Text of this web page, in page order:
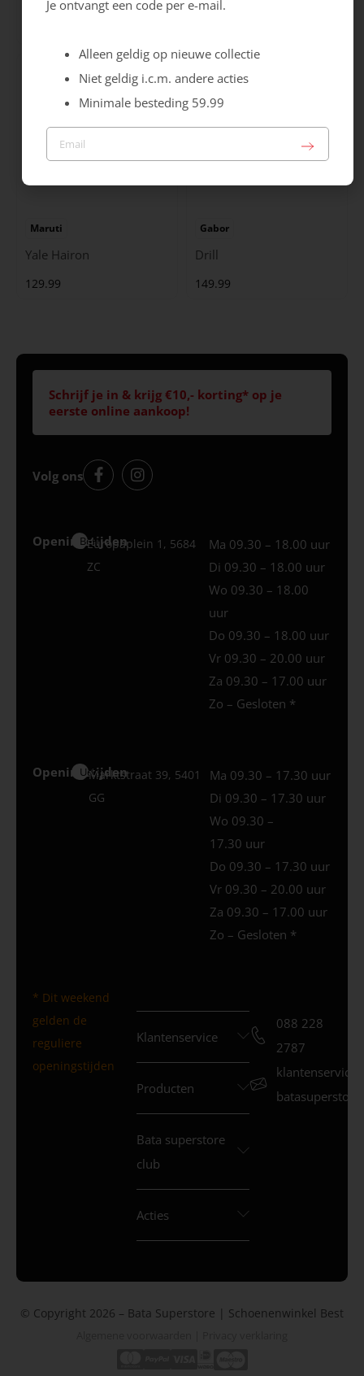
Maruti
Yale Hairon
129.99
Gabor
Drill
149.99
Schrijf je in & krijg €10,- korting* op je
eerste online aankoop!
Volg ons
Openingstijden
Best
Europaplein 1, 5684
ZC
Ma 09.30 – 18.00 uur
Di 09.30 – 18.00 uur
Wo 09.30 – 18.00
uur
Do 09.30 – 18.00 uur
Vr 09.30 – 20.00 uur
Za 09.30 – 17.00 uur
Zo – Gesloten *
Openingstijden
Uden
Marktstraat 39, 5401
GG
Ma 09.30 – 17.30 uur
Di 09.30 – 17.30 uur
Wo 09.30 –
17.30 uur
Do 09.30 – 17.30 uur
Vr 09.30 – 20.00 uur
Za 09.30 – 17.00 uur
Zo – Gesloten *
* Dit weekend
gelden de
reguliere
openingstijden
Klantenservice
Producten
Bata superstore
club
Acties
088 228
2787
© Copyright 2026 – Bata Superstore | Schoenenwinkel Best
Je ontvangt een code per e-mail.
Alleen geldig op nieuwe collectie
Niet geldig i.c.m. andere acties
Minimale besteding 59.99